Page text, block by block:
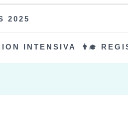
2025
INTENSIVA 👨‍🎓